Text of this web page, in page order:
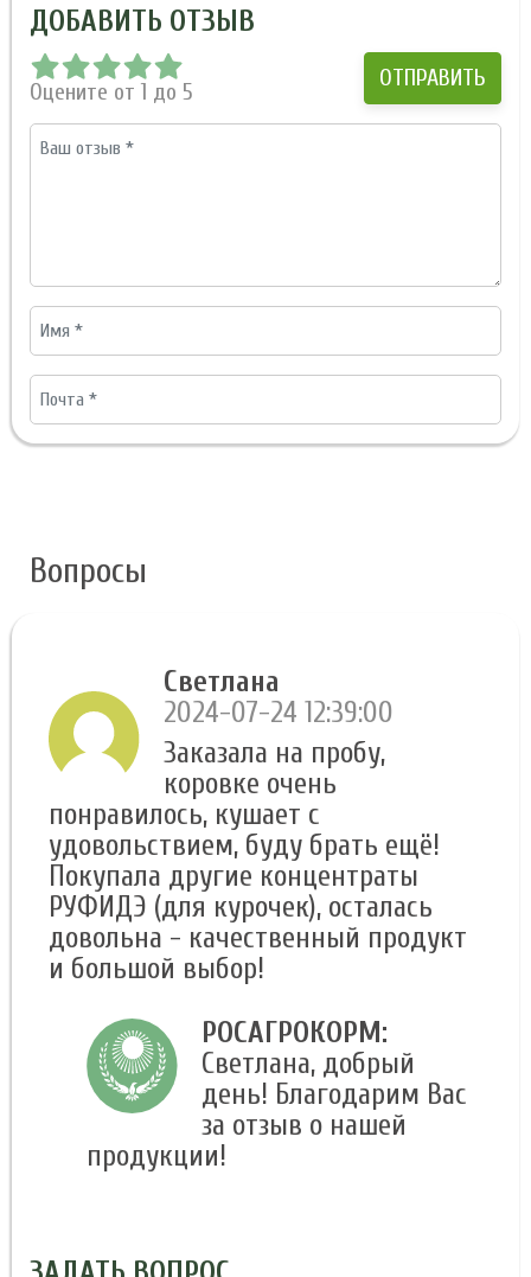
ДОБАВИТЬ ОТЗЫВ
Оцените от 1 до 5
Вопросы
Светлана
2024-07-24 12:39:00
Заказала на пробу,
коровке очень
понравилось, кушает с
удовольствием, буду брать ещё!
Покупала другие концентраты
РУФИДЭ (для курочек), осталась
довольна - качественный продукт
и большой выбор!
РОСАГРОКОРМ:
Светлана, добрый
день! Благодарим Вас
за отзыв о нашей
продукции!